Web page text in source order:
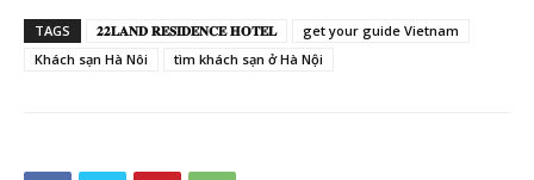
TAGS 𝟐𝟐𝐋𝐀𝐍𝐃 𝐑𝐄𝐒𝐈𝐃𝐄𝐍𝐂𝐄 𝐇𝐎𝐓𝐄𝐋
get your guide Vietnam
Khách sạn Hà Nôi
tìm khách sạn ở Hà Nội